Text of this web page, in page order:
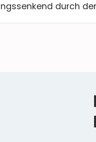
durch